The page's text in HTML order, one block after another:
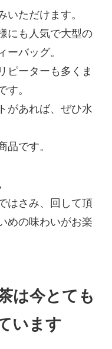
いただけます。
にも人気で大型の
ーバッグ。
ピーターも多くま
す。
があれば、ぜひ水
品です。
はさみ、回して頂
めの味わいがお楽
は今とても
います